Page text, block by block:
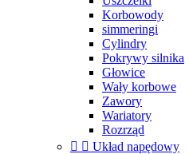
Korbowody
simmeringi
Cylindry
Pokrywy silnika
Głowice
Wały korbowe
Zawory
Wariatory
Rozrząd
  Układ napędowy